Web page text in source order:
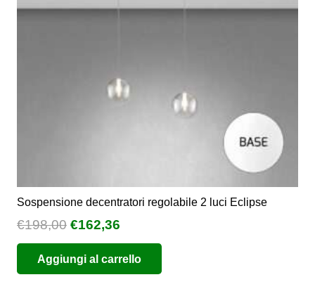
Sospensione decentratori regolabile 2 luci Eclipse
€198,00 Il
prezzo
originale
era:
€162,36
prezzo
attuale
è:
Aggiungi al carrello